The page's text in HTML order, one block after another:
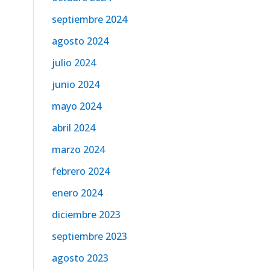
septiembre 2024
agosto 2024
julio 2024
junio 2024
mayo 2024
abril 2024
marzo 2024
febrero 2024
enero 2024
diciembre 2023
septiembre 2023
agosto 2023